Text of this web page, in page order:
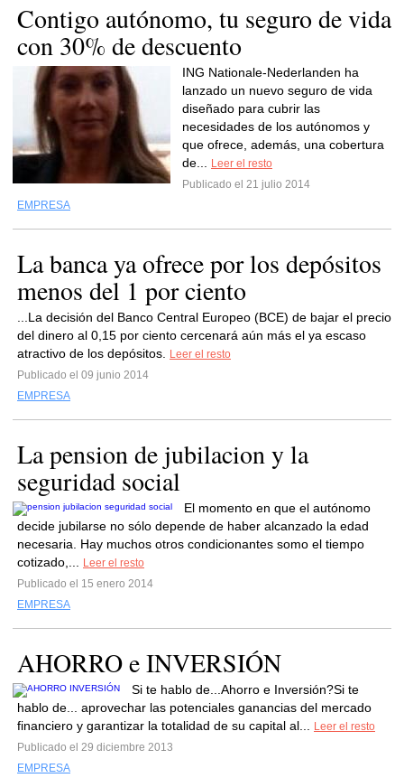
Contigo autónomo, tu seguro de vida
con 30% de descuento
ING Nationale-Nederlanden ha
lanzado un nuevo seguro de vida
diseñado para cubrir las
necesidades de los autónomos y
que ofrece, además, una cobertura
de...
Leer el resto
Publicado el 21 julio 2014
EMPRESA
La banca ya ofrece por los depósitos
menos del 1 por ciento
...La decisión del Banco Central Europeo (BCE) de bajar el precio
del dinero al 0,15 por ciento cercenará aún más el ya escaso
atractivo de los depósitos.
Leer el resto
Publicado el 09 junio 2014
EMPRESA
La pension de jubilacion y la
seguridad social
El momento en que el autónomo
decide jubilarse no sólo depende de haber alcanzado la edad
necesaria. Hay muchos otros condicionantes somo el tiempo
cotizado,...
Leer el resto
Publicado el 15 enero 2014
EMPRESA
AHORRO e INVERSIÓN
Si te hablo de...Ahorro e Inversión?Si te
hablo de... aprovechar las potenciales ganancias del mercado
financiero y garantizar la totalidad de su capital al...
Leer el resto
Publicado el 29 diciembre 2013
EMPRESA